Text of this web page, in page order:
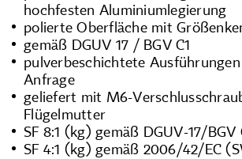
hochfesten Aluminiumlegierung
polierte Oberfläche mit
gemäß DGUV 17 / BGV C1
pulverbeschichtete
Anfrage
geliefert mit M6-
Flügelmutter
SF 8:1 (kg) gemäß DGUV-17/BGV
SF 4:1 (kg) gemäß 2006/42/EC